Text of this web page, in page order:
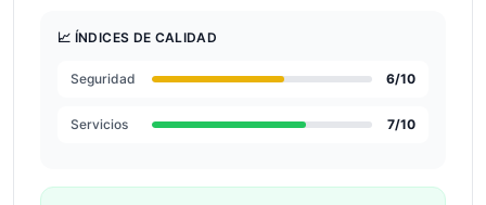
📈 ÍNDICES DE CALIDAD
Seguridad 6/10
Servicios 7/10